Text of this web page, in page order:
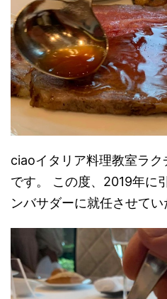
ciaoイタリア料理教室ラ
です。 この度、2019年に
ンバサダーに就任させてい